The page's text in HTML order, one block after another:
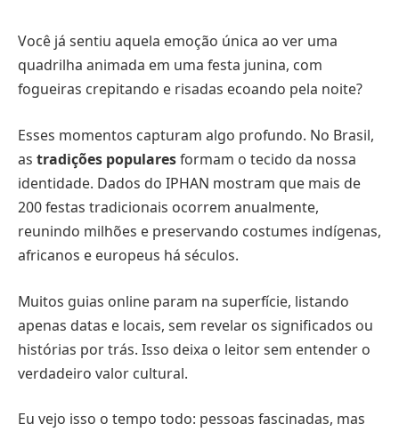
Você já sentiu aquela emoção única ao ver uma
quadrilha animada em uma festa junina, com
fogueiras crepitando e risadas ecoando pela noite?
Esses momentos capturam algo profundo. No Brasil,
as tradições popularesformam o tecido da nossa
identidade. Dados do IPHAN mostram que mais de
200 festas tradicionais ocorrem anualmente,
reunindo milhões e preservando costumes indígenas,
africanos e europeus há séculos.
Muitos guias online param na superfície, listando
apenas datas e locais, sem revelar os significados ou
histórias por trás. Isso deixa o leitor sem entender o
verdadeiro valor cultural.
Eu vejo isso o tempo todo: pessoas fascinadas, mas